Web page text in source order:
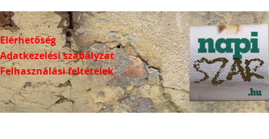
Elérhetőség
Adatkezelési szabályzat
Felhasználási feltételek